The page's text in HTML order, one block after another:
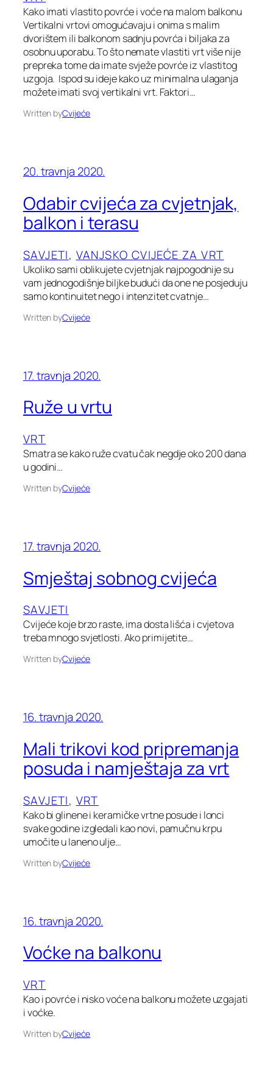
Kako imati vlastito povrće i voće na malom balkonu
Vertikalni vrtovi omogućavaju i onima s malim
dvorištem ili balkonom sadnju povrća i biljaka za
osobnu uporabu. To što nemate vlastiti vrt više nije
prepreka tome da imate svježe povrće iz vlastitog
uzgoja. Ispod su ideje kako uz minimalna ulaganja
možete imati svoj vertikalni vrt. Faktori…
Written byCvijeće
20. travnja 2020.
Odabir cvijeća za cvjetnjak,
balkon i terasu
SAVJETI, VANJSKO CVIJEĆE ZA VRT
Ukoliko sami oblikujete cvjetnjak najpogodnije su
vam jednogodišnje biljke budući da one ne posjeduju
samo kontinuitet nego i intenzitet cvatnje…
Written byCvijeće
17. travnja 2020.
Ruže u vrtu
VRT
Smatra se kako ruže cvatu čak negdje oko 200 dana
u godini…
Written byCvijeće
17. travnja 2020.
Smještaj sobnog cvijeća
SAVJETI
Cvijeće koje brzo raste, ima dosta lišća i cvjetova
treba mnogo svjetlosti. Ako primijetite…
Written byCvijeće
16. travnja 2020.
Mali trikovi kod pripremanja
posuda i namještaja za vrt
SAVJETI, VRT
Kako bi glinene i keramičke vrtne posude i lonci
svake godine izgledali kao novi, pamučnu krpu
umočite u laneno ulje…
Written byCvijeće
16. travnja 2020.
Voćke na balkonu
VRT
Kao i povrće i nisko voće na balkonu možete uzgajati
i voćke.
Written byCvijeće